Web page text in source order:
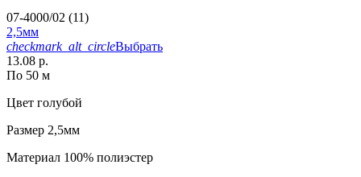
07-4000/02 (11)
2,5мм
checkmark_alt_circleВыбрать
13.08 р.
По 50 м
Цвет голубой
Размер 2,5мм
Материал 100% полиэстер